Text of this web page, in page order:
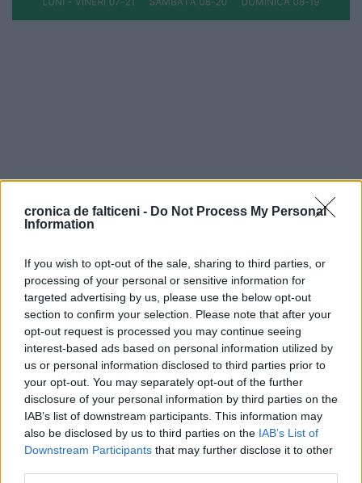
cronica de falticeni - Do Not Process My Personal
Information
If you wish to opt-out of the sale, sharing to third parties, or
processing of your personal or sensitive information for
targeted advertising by us, please use the below opt-out
section to confirm your selection. Please note that after your
opt-out request is processed you may continue seeing
interest-based ads based on personal information utilized by
us or personal information disclosed to third parties prior to
your opt-out. You may separately opt-out of the further
disclosure of your personal information by third parties on the
IAB’s list of downstream participants. This information may
also be disclosed by us to third parties on the IAB’s List of
Downstream Participants that may further disclose it to other